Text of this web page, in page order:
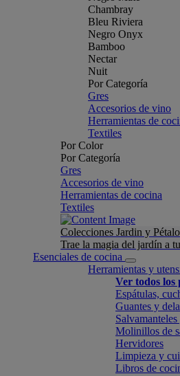
Chambray
Bleu Riviera
Negro Onyx
Bamboo
Nectar
Nuit
Por Categoría
Gres
Accesorios de vino
Herramientas de
Textiles
Por Color
Por Categoría
Gres
Accesorios de vino
Herramientas de cocina
Textiles
Colecciones Jardin y Pétalo
Trae la magia del jardín a
Esenciales de cocina
Herramientas y
Ver todos los
Espátulas,
Guantes y
Molinillos de
Hervidores
Limpieza y
Libros de